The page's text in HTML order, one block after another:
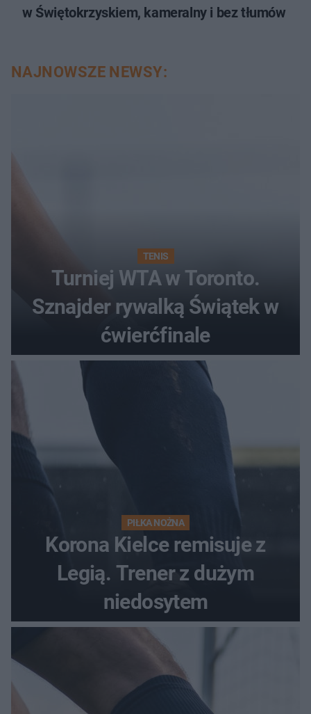
w Świętokrzyskiem, kameralny i bez tłumów
NAJNOWSZE NEWSY:
TENIS
Turniej WTA w Toronto.
Sznajder rywalką Świątek w
ćwierćfinale
PIŁKA NOŻNA
Korona Kielce remisuje z
Legią. Trener z dużym
niedosytem